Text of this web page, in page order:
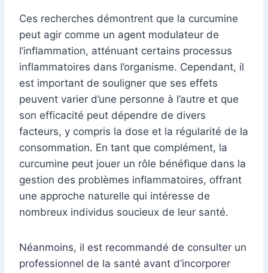
Ces recherches démontrent que la curcumine
peut agir comme un agent modulateur de
l’inflammation, atténuant certains processus
inflammatoires dans l’organisme. Cependant, il
est important de souligner que ses effets
peuvent varier d’une personne à l’autre et que
son efficacité peut dépendre de divers
facteurs, y compris la dose et la régularité de la
consommation. En tant que complément, la
curcumine peut jouer un rôle bénéfique dans la
gestion des problèmes inflammatoires, offrant
une approche naturelle qui intéresse de
nombreux individus soucieux de leur santé.
Néanmoins, il est recommandé de consulter un
professionnel de la santé avant d’incorporer